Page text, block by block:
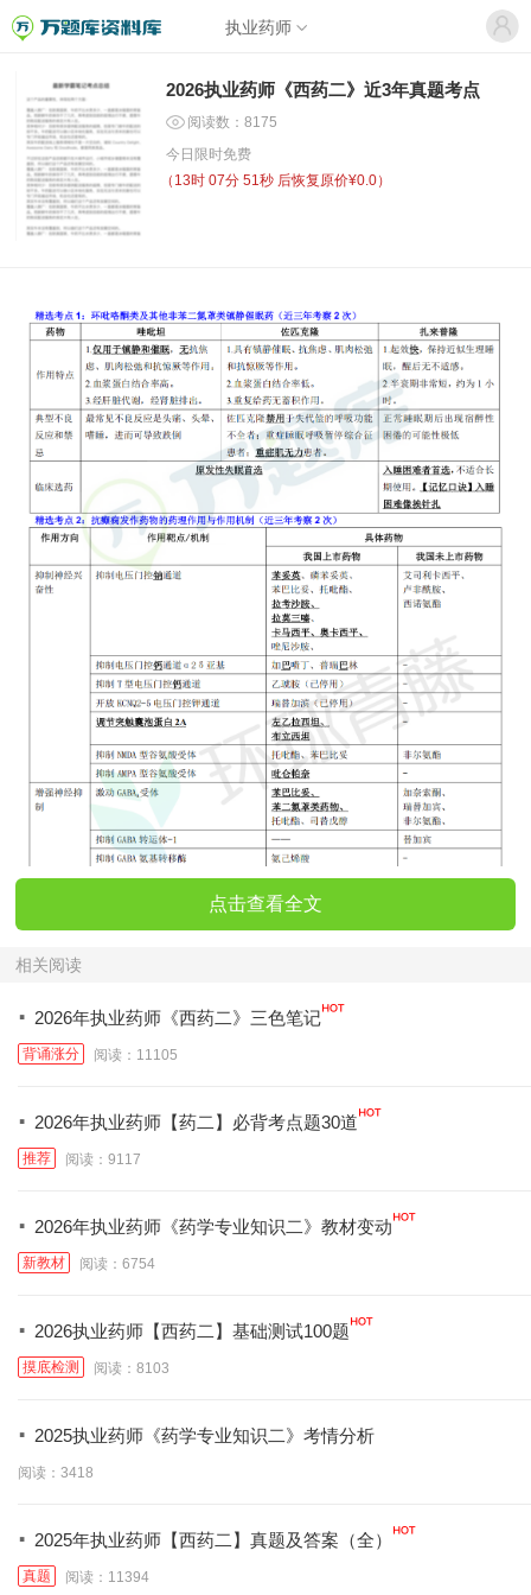
执业药师
2026执业药师《西药二》近3年真题考点
阅读数：8175
今日限时免费
（ 13时 07分 50秒 后恢复原价¥0.0）
点击查看全文
相关阅读
· 2026年执业药师《西药二》三色笔记
背诵涨分 阅读：11105
· 2026年执业药师【药二】必背考点题30道
推荐 阅读：9117
· 2026年执业药师《药学专业知识二》教材变动
新教材 阅读：6754
· 2026执业药师【西药二】基础测试100题
摸底检测 阅读：8103
· 2025执业药师《药学专业知识二》考情分析
阅读：3418
· 2025年执业药师【西药二】真题及答案（全）
真题 阅读：11394